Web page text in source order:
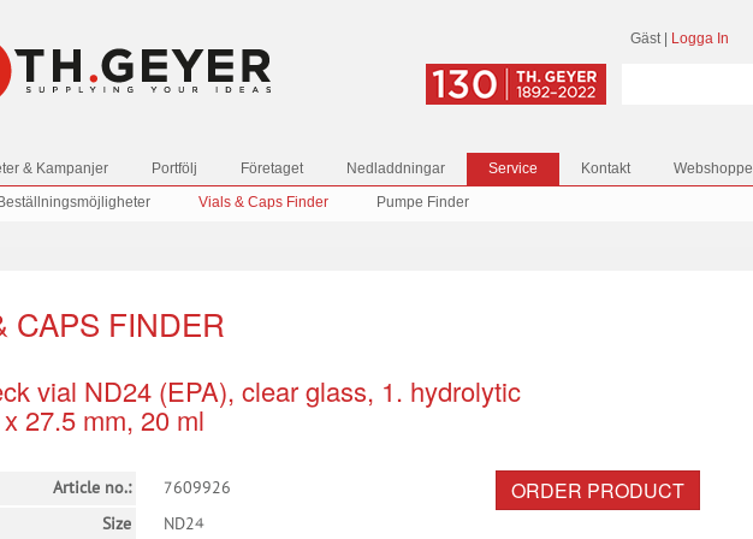
Gäst Logga In
& Kampanjer Portfölj Företaget Nedladdningar Service Kontakt
Beställningsmöjligheter Vials & Caps Finder Pumpe Finder
CAPS FINDER
vial ND24 (EPA), clear glass, 1. hydrolytic
27.5 mm, 20 ml
Article no.: 7609926
Size ND24
ORDER PRODUCT